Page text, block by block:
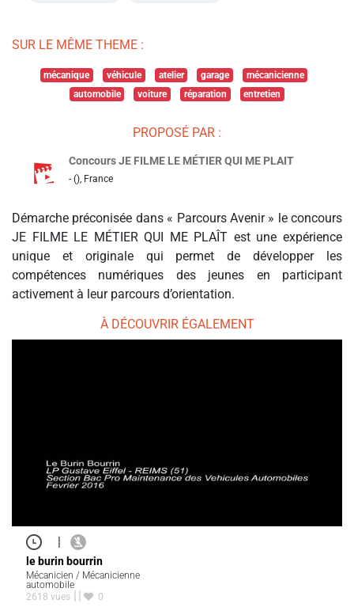
SUR LE MÊME THEME :
mécanique véhicule atelier garage
mécanicienne
automobile
voiture réparation entretien
PROPOSÉ PAR :
Concours JE FILME LE MÉTIER QUI ME PLAIT
- (), France
Démarche préconisée dans « Parcours Avenir » le concours
JE FILME LE MÉTIER QUI ME PLAÎT est une expérience
unique et originale qui permet de développer les
compétences numériques des jeunes en participant
activement à leur parcours d’orientation.
À DÉCOUVRIR ÉGALEMENT
|
le burin bourrin
Mécanicien / Mécanicienne
automobile
2618 vues
0